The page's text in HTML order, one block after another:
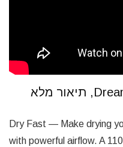
Dry Fast — Make drying
with powerful airflow. A